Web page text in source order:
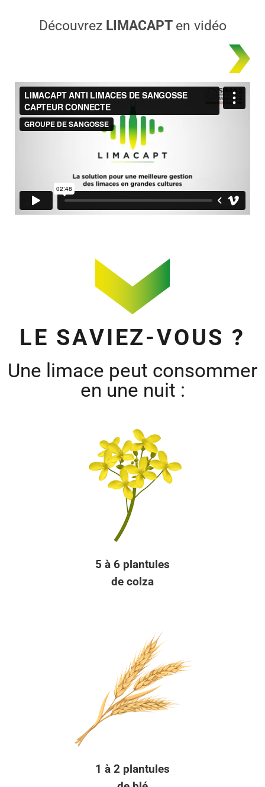
Découvrez LIMACAPT en vidéo
LE SAVIEZ-VOUS ?
Une limace peut consommer
en une nuit :
5 à 6 plantules
de colza
1 à 2 plantules